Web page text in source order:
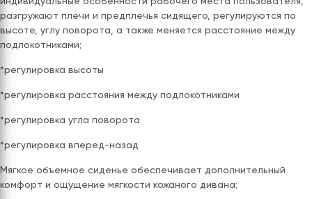
разгружают плечи и предплечья сидящего, регулируются по
высоте, углу поворота, а также меняется расстояние между
подлокотниками;
*регулировка высоты
*регулировка расстояния между подлокотниками
*регулировка угла поворота
*регулировка вперед-назад
Мягкое объемное сиденье обеспечивает дополнительный
комфорт и ощущение мягкости кожаного дивана;